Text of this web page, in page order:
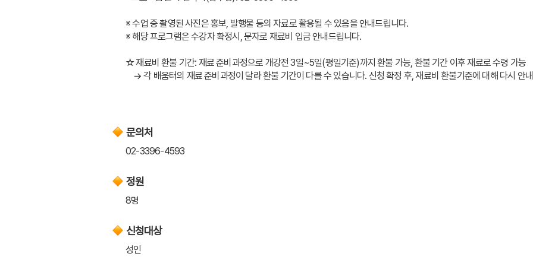
※ 수업 중 촬영된 사진은 홍보, 발행물 등의 자료로 활용될 수 있음을 안내드립니다.
※ 해당 프로그램은 수강자 확정시, 문자로 재료비 입금 안내드립니다.
☆ 재료비 환불 기간: 재료 준비과정으로 개강전 3일~5일(평일기준)까지 환불 가능, 환불 기간 이후 재료로 수령 가능
→ 각 배움터의 재료 준비과정이 달라 환불 기간이 다를 수 있습니다. 신청 확정 후, 재료비 환불기준에 대해 다시 안
문의처
02-3396-4593
정원
8명
신청대상
성인